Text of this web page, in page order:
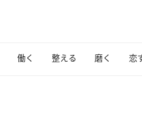
働く 整える 磨く 恋